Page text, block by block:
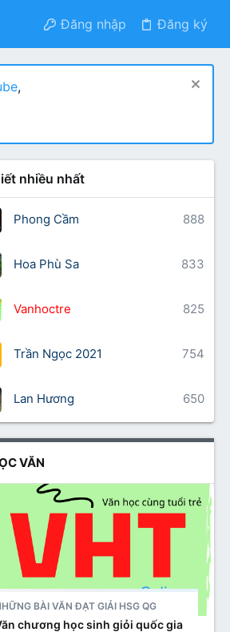
Đăng nhập Đăng ký
,
nhiều nhất
888
Phong Cầm
833
Hoa Phù Sa
825
Vanhoctre
754
Trần Ngọc 2021
650
Lan Hương
VĂN
BÀI VĂN ĐẠT GIẢI HSG QG
chương học sinh giỏi quốc gia